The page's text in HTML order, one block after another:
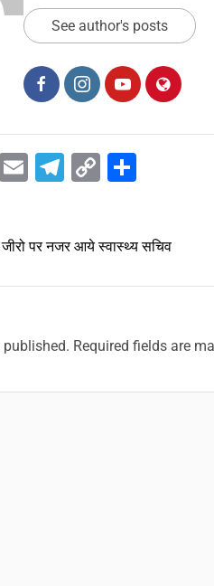
See author's posts
EmailTelegram
CopyShare
पर नजर आये स्वास्थ्य सचिव
Required fields are